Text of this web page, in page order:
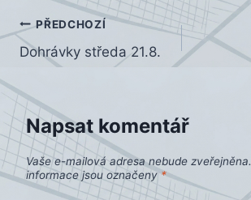
Navigace
pro
příspěvek
PŘEDCHOZÍ
Dohrávky středa 21.8.
Napsat komentář
Vaše e-mailová adresa nebude zveřejněna.
informace jsou označeny*